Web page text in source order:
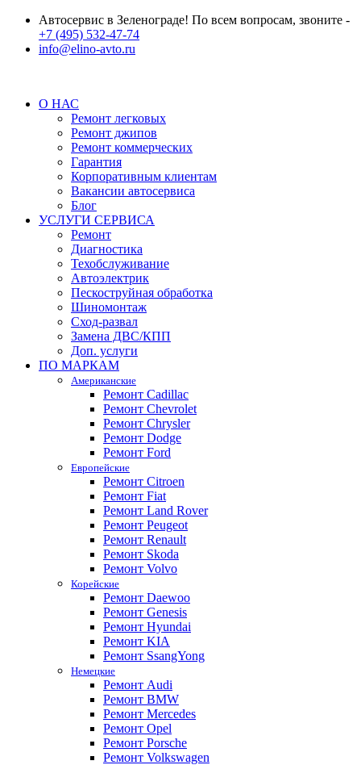
Автосервис в Зеленограде! По всем вопросам, звоните -
+7 (495) 532-47-74
info@elino-avto.ru
О НАС
Ремонт легковых
Ремонт джипов
Ремонт коммерческих
Гарантия
Корпоративным клиентам
Вакансии автосервиса
Блог
УСЛУГИ СЕРВИСА
Ремонт
Диагностика
Техобслуживание
Автоэлектрик
Пескоструйная обработка
Шиномонтаж
Сход-развал
Замена ДВС/КПП
Доп. услуги
ПО МАРКАМ
Американские
Ремонт Cadillac
Ремонт Chevrolet
Ремонт Chrysler
Ремонт Dodge
Ремонт Ford
Европейские
Ремонт Citroen
Ремонт Fiat
Ремонт Land Rover
Ремонт Peugeot
Ремонт Renault
Ремонт Skoda
Ремонт Volvo
Корейские
Ремонт Daewoo
Ремонт Genesis
Ремонт Hyundai
Ремонт KIA
Ремонт SsangYong
Немецкие
Ремонт Audi
Ремонт BMW
Ремонт Mercedes
Ремонт Opel
Ремонт Porsche
Ремонт Volkswagen